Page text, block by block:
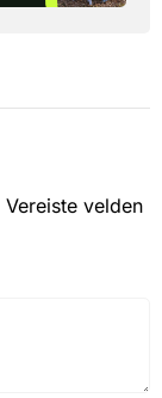
Vereiste velden